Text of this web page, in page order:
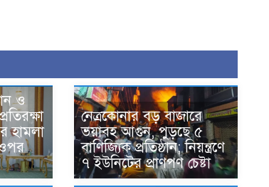
ও
হামলা
নেত্রকোনার বড় বাজারে
ভয়াবহ আগুন, পুড়ছে ৫
বাণিজ্যিক প্রতিষ্ঠান; নিয়ন্ত্রণে
৭ ইউনিটের প্রাণপণ চেষ্টা